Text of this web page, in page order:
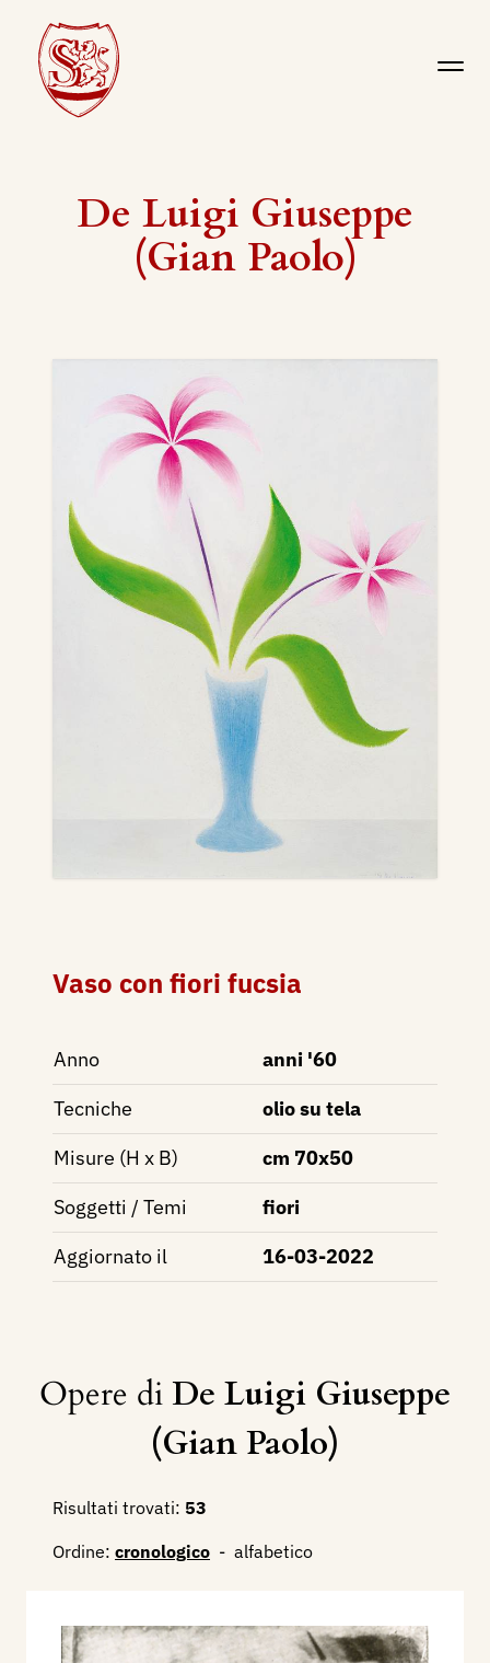
De Luigi Giuseppe
(Gian Paolo)
Vaso con fiori fucsia
Anno
anni '60
Tecniche
olio su tela
Misure (H x B)
cm 70x50
Soggetti / Temi
fiori
Aggiornato il
16-03-2022
Opere diDe Luigi Giuseppe
(Gian Paolo)
Risultati trovati: 53
Ordine: cronologico - alfabetico